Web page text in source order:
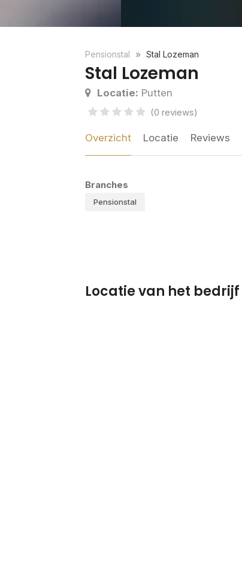
Pensionstal Stal Lozeman
Stal Lozeman
Locatie: Putten
(0 reviews)
Overzicht Locatie Reviews
Branches
Pensionstal
Locatie van het bedrijf